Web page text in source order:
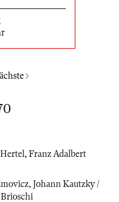
, Franz Adalbert
, Johann Kautzky /